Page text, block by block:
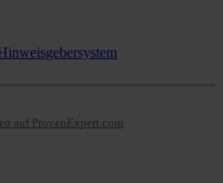
auf ProvenExpert.com